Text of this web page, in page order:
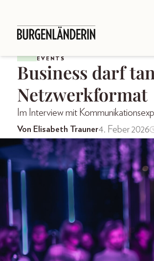
EVENTS
Business darf
Netzwerkformat
Im Interview mit
Von Elisabeth Trauner4. Feber 2026